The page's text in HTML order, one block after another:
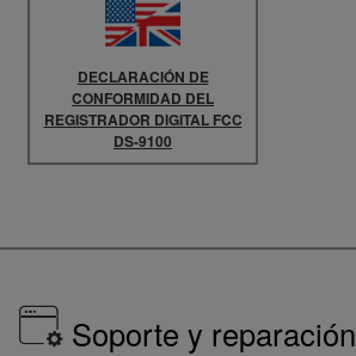
DECLARACIÓN DE
CONFORMIDAD DEL
REGISTRADOR DIGITAL FCC
DS-9100
Soporte y reparación